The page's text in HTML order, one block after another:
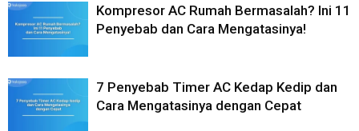
Kompresor AC Rumah Bermasalah? Ini 11
Penyebab dan Cara Mengatasinya!
7 Penyebab Timer AC Kedap Kedip dan
Cara Mengatasinya dengan Cepat